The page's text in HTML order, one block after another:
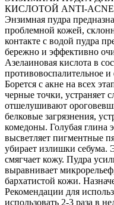
КИСЛОТОЙ ANTI-ACNE
Энзимная пудра
проблемной кожей,
контакте с водой пудра
бережно и эффективно
Азелаиновая кислота в
противовоспалительное
Борется с акне на всех
черные точки, устраняет
отшелушивают
белковые загрязнения,
комедоны. Голубая глина
высветляет пигментные
убирает излишки себума.
смягчает кожу. Пудра
выравнивает
бархатистой кожи.
Рекомендации для
использовать 2-3 раза в